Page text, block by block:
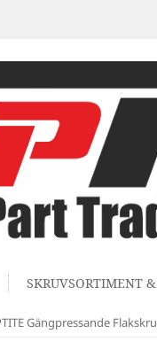
SKRUVSORTIMENT
Gängpressande